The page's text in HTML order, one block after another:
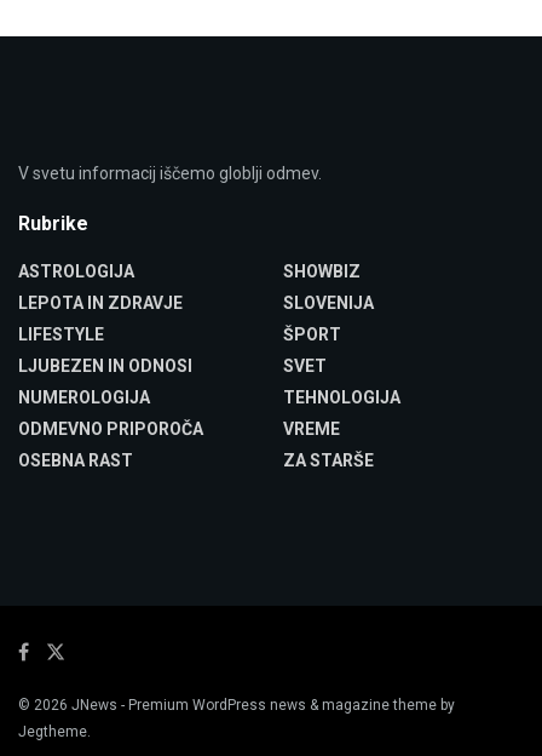
V svetu informacij iščemo globlji odmev.
Rubrike
ASTROLOGIJA
LEPOTA IN ZDRAVJE
LIFESTYLE
LJUBEZEN IN ODNOSI
NUMEROLOGIJA
ODMEVNO PRIPOROČA
OSEBNA RAST
SHOWBIZ
SLOVENIJA
ŠPORT
SVET
TEHNOLOGIJA
VREME
ZA STARŠE
© 2026 JNews - Premium WordPress news & magazine theme by
Jegtheme.